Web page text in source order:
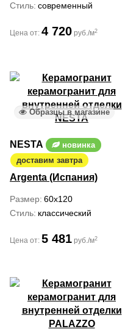
Стиль современный
Цена от: 4 720 руб./м2
Образцы в магазине
NESTA
новинка
доставим завтра
Argenta (Испания)
Размер 60x120
Стиль классический
Цена от: 5 481 руб./м2